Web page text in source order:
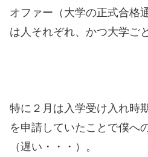
オファー（大学の正式合格
は人それぞれ、かつ大学ご
特に２月は入学受け入れ時
を申請していたことで僕へ
（遅い・・・）。